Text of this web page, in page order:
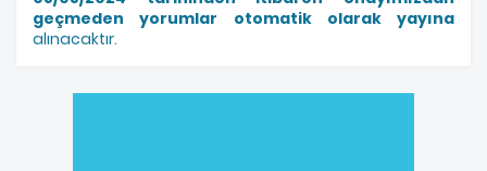
geçmeden yorumlar otomatik olarak yayına
alınacaktır.